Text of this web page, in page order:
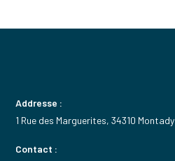
Addresse :
1 Rue des Marguerites, 34310 Montady
Contact :